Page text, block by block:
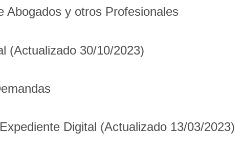
Abogados y otros Profesionales
(Actualizado 30/10/2023)
Digital (Actualizado 13/03/2023)